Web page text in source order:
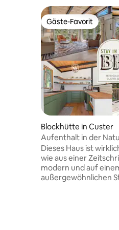
Gäste-Favorit
Gäste-Favorit
Blockhütte in Custer
Aufenthalt in der
unvergleichlichen
Dieses Haus ist
wie aus einer
modern und auf
außergewöhnlichen